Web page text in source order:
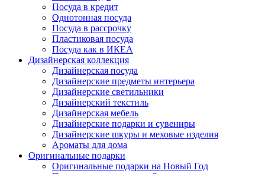
Посуда в кредит
Однотонная посуда
Посуда в рассрочку
Пластиковая посуда
Посуда как в ИКЕА
Дизайнерская коллекция
Дизайнерская посуда
Дизайнерские предметы интерьера
Дизайнерские светильники
Дизайнерский текстиль
Дизайнерская мебель
Дизайнерские подарки и сувениры
Дизайнерские шкуры и меховые изделия
Ароматы для дома
Оригинальные подарки
Оригинальные подарки на Новый Год